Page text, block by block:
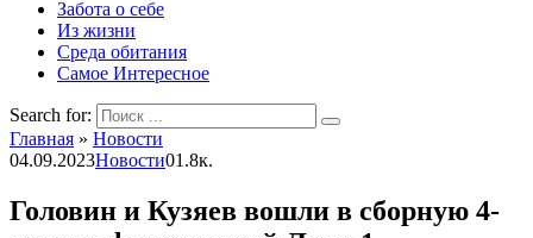
Забота о себе
Из жизни
Среда обитания
Самое Интересное
Search for:
Главная » Новости
04.09.2023Новости01.8к.
Головин и Кузяев вошли в сборную 4-